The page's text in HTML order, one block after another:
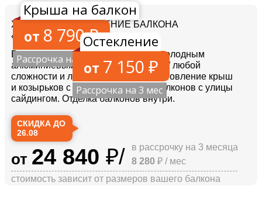
Крыша на балкон
8 790
Рассрочка на 3 мес
Остекление
7 150
Рассрочка на 3 мес
ХОЛОДНОЕ ОСТЕКЛЕНИЕ БАЛКОНА
«ПОД КЛЮЧ»
Выполняем остекление балконов холодным
алюминиевым профилем “под ключ” любой
сложности и любых размеров. Изготовление крыш
и козырьков с гарантией. Обшив балконов с улицы
сайдингом. Отделка балконов внутри.
СКИДКА ДО
26.08
24 840 8 280